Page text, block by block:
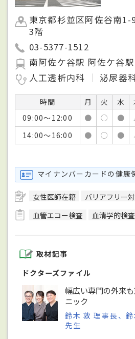
東京都杉並区阿佐谷南
3階
03-5377-1512
南阿佐ケ谷駅 阿佐ケ谷駅
人工透析内科
泌尿器
時間 月 火 水
09:00～12:00
● ○ ●
14:00～16:00
● ○ ●
マイナンバーカードの健康
女性医師在籍 バリアフリー
血管エコー検査
血清学的検査
取材記事
ドクターズファイル
幅広い専門の外来
ニック
鈴木 敦 理事長、
先生